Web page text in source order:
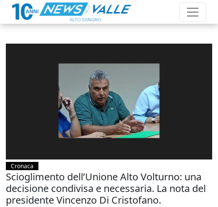
Cronaca
Scioglimento dell’Unione Alto Volturno: una
decisione condivisa e necessaria. La nota del
presidente Vincenzo Di Cristofano.